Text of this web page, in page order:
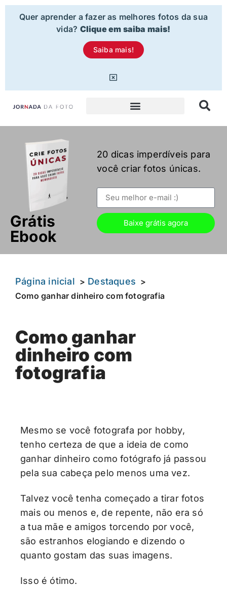
Quer aprender a fazer as melhores fotos da sua
vida? Clique em saiba mais!
Saiba mais!
Grátis
Ebook
20 dicas imperdíveis para
você criar fotos únicas.
Baixe grátis agora
Página inicial Destaques
Como ganhar dinheiro com fotografia
Como ganhar
dinheiro com
fotografia
Mesmo se você fotografa por hobby,
tenho certeza de que a ideia de como
ganhar dinheiro como fotógrafo já passou
pela sua cabeça pelo menos uma vez.
Talvez você tenha começado a tirar fotos
mais ou menos e, de repente, não era só
a tua mãe e amigos torcendo por você,
são estranhos elogiando e dizendo o
quanto gostam das suas imagens.
Isso é ótimo.